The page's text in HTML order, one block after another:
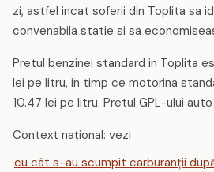
zi, astfel incat soferii din Toplita sa
convenabila statie si sa
Pretul benzinei standard in Toplita
lei pe litru, in timp ce motorina
10.47 lei pe litru. Pretul GPL-ului
Context național: vezi
cu cât s-au scumpit carburanții